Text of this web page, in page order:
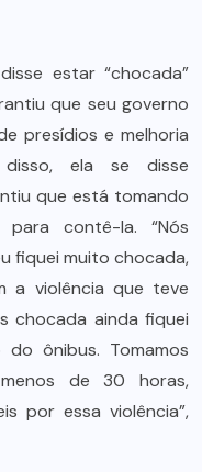
estar “chocada”
que seu governo
presídios e melhoria
ela se disse
que está tomando
contê-la. “Nós
fiquei muito chocada,
a violência que teve
chocada ainda fiquei
ônibus. Tomamos
de 30 horas,
por essa violência”,